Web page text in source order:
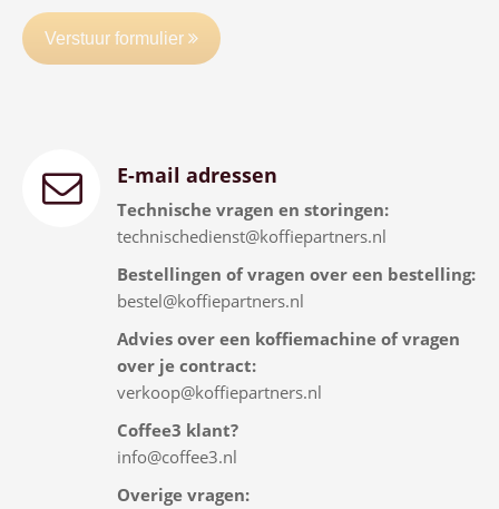
Verstuur formulier
E-mail adressen
Technische vragen en storingen:
technischedienst@koffiepartners.nl
Bestellingen of vragen over een bestelling:
bestel@koffiepartners.nl
Advies over een koffiemachine of vragen
over je contract:
verkoop@koffiepartners.nl
Coffee3 klant?
info@coffee3.nl
Overige vragen: